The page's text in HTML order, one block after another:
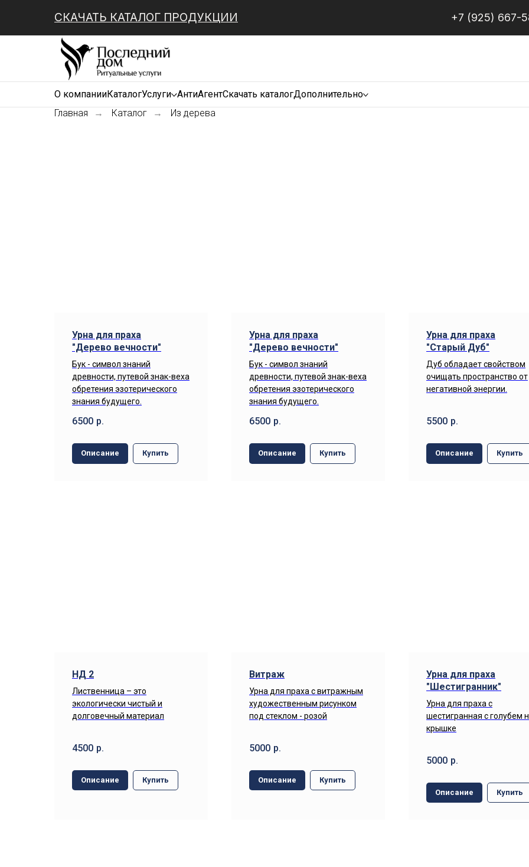
+7 (925) 667-
СКАЧАТЬ КАТАЛОГ ПРОДУКЦИИ
О компанииКаталогУслуги АнтиАгентСкачать каталогДополнительно
Главная
→ Каталог → Из дерева
Урна для праха
"Дерево вечности"
Бук - символ знаний
древности, путевой знак-веха
обретения эзотерического
знания будущего.
6500 р.
Описание Купить
Урна для праха
"Дерево вечности"
Бук - символ знаний
древности, путевой знак-веха
обретения эзотерического
знания будущего.
6500 р.
Описание Купить
Урна для праха
"Старый Дуб"
Дуб обладает свойством
очищать пространство от
негативной энергии.
5500 р.
Описание Купить
НД 2
Лиственница – это
экологически чистый и
долговечный материал
4500 р.
Описание Купить
Витраж
Урна для праха с витражным
художественным рисунком
под стеклом - розой
5000 р.
Описание Купить
Урна для праха
"Шестигранник"
Урна для праха с
шестигранная с голубем
крышке
5000 р.
Описание Купить